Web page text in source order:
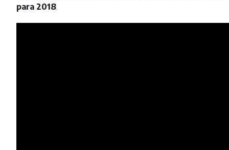
para 2018.